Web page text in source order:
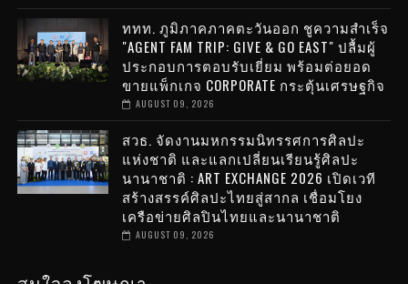
ททท. ภูมิภาคภาคตะวันออก ชูความสำเร็จ
"AGENT FAM TRIP: GIVE & GO EAST" ปลื้มผู้
ประกอบการตอบรับเยี่ยม พร้อมต่อยอด
ขายแพ็กเกจ CORPORATE กระตุ้นเศรษฐกิจ
AUGUST 09, 2026
สวธ. จัดงานมหกรรมนิทรรศการศิลปะ
แห่งชาติ และแลกเปลี่ยนเรียนรู้ศิลปะ
นานาชาติ : ART EXCHANGE 2026 เปิดเวที
สร้างสรรค์ศิลปะไทยสู่สากล เชื่อมโยง
เครือข่ายศิลปินไทยและนานาชาติ
AUGUST 09, 2026